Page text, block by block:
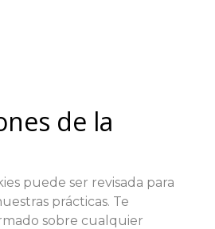
de la
puede ser revisada para
prácticas. Te
sobre cualquier